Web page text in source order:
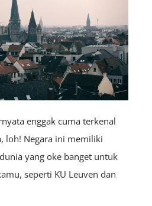
enggak cuma terkenal
loh! Negara ini memiliki
yang oke banget untuk
seperti KU Leuven dan